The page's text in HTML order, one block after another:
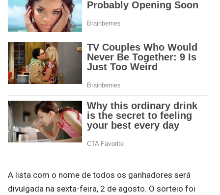
A lista com o nome de todos os ganhadores será
divulgada na sexta-feira, 2 de agosto. O sorteio foi